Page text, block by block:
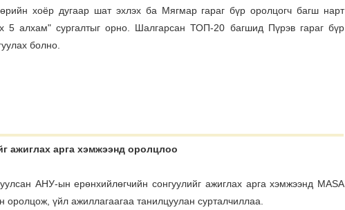
хоёр дугаар шат эхлэх ба Мягмар гараг бүр оролцогч багш нарт
5 алхам" сургалтыг орно. Шалгарсан ТОП-20 багшид Пүрэв гараг бүр
болно.
ажиглах арга хэмжээнд оролцлоо
АНУ-ын ерөнхийлөгчийн сонгуулийг ажиглах арга хэмжээнд MASA
үйл ажиллагаагаа танилцуулан сурталчиллаа.